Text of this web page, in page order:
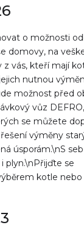
o možnosti
domovy, na
z vás, kteří mají
nutnou
možnost před
vůz
se můžete
výměny
úsporám.\nS
plyn.\nPřijďte se
kotle nebo